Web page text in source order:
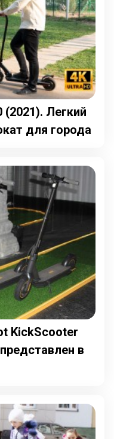
(2021). Легкий
для города
KickScooter
в